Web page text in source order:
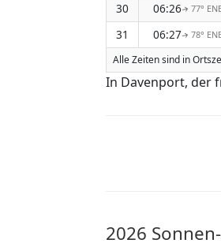
30
06:26↑ 77°
31
06:27↑ 78°
Alle Zeiten sind in
In Davenport, der
2026